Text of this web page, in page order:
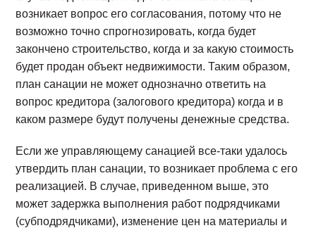
возникает вопрос его согласования, потому что не
возможно точно спрогнозировать, когда будет
закончено строительство, когда и за какую стоимость
будет продан объект недвижимости. Таким образом,
план санации не может однозначно ответить на
вопрос кредитора (залогового кредитора) когда и в
каком размере будут получены денежные средства.
Если же управляющему санацией все-таки удалось
утвердить план санации, то возникает проблема с его
реализацией. В случае, приведенном выше, это
может задержка выполнения работ подрядчиками
(субподрядчиками), изменение цен на материалы и